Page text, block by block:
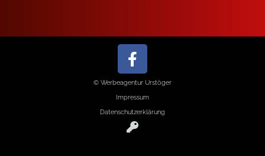
© Werbeagentur Urstöger
Impressum
Datenschutzerklärung